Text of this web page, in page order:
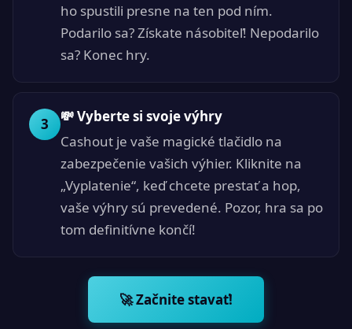
ho spustili presne na ten pod ním.
Podarilo sa? Získate násobiteľ! Nepodarilo
sa? Konec hry.
3
💸 Vyberte si svoje výhry
Cashout je vaše magické tlačidlo na
zabezpečenie vašich výhier. Kliknite na
„Vyplatenie“, keď chcete prestať a hop,
vaše výhry sú prevedené. Pozor, hra sa po
tom definitívne končí!
🚀 Začnite stavať!